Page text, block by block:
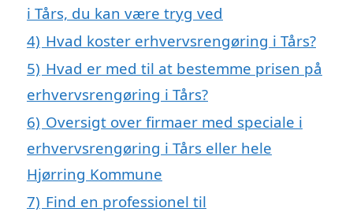
i Tårs, du kan være tryg ved
4) Hvad koster erhvervsrengøring i Tårs?
5) Hvad er med til at bestemme prisen på
erhvervsrengøring i Tårs?
6) Oversigt over firmaer med speciale i
erhvervsrengøring i Tårs eller hele
Hjørring Kommune
7) Find en professionel til